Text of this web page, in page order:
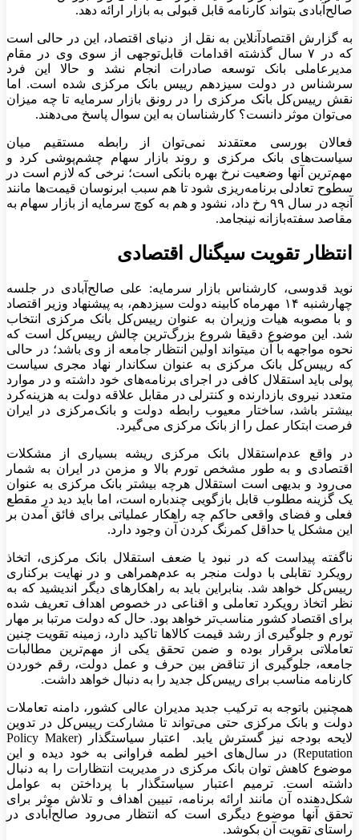
صالح‌‌‌آبادی بتواند کارنامه‌‌‌ قابل قبولی به بازار ارائه دهد.
به گزارش اقتصادآنلاین به نقل از دنیای اقتصاد، این در حالی است
که در ۷ سال گذشته اقدامات قابل‌توجهی از سوی وی در مقام
مدیرعاملی بانک توسعه صادرات انجام نشد و حالا این فرد
سرشناس در دولت سیزدهم رییس بانک مرکزی شده است. اما
نقش رییس‌کل بانک مرکزی را در رونق بازار سرمایه تا چه میزان
می‌توان موثر دانست؟ کارشناسان به این سوال پاسخ می‌دهند.
فعالان بورسی معتقدند نمی‌توان از رابطه مستقیم میان
سیاست‌های بانک مرکزی و روند بازار سهام چشم‌پوشی کرد و
مهم‌ترین آنها وضعیت نرخ بهره بانکی است؛ نرخی که لازم است در
سطوح تعادلی برنامه‌ریزی شود تا هم سبب ابرنوسان قیمت‌ها مانند
آنچه در سال ۹۹ رخ داد، نشود و هم به کوچ سرمایه از بازار سهام به
مقاصد سفته‌بازانه نینجامد.
انتظار تقویت سیگنال اقتصادی
نوید قدوسی، کارشناس بازار سرمایه: علی صالح‌آبادی در جلسه
چهارشنبه ۱۴ مهرماه کابینه دولت سیزدهم، به پیشنهاد وزیر اقتصاد
و با مصوبه هیات وزیران به عنوان رییس‌کل بانک مرکزی انتخاب
شد. این موضوع دقیقا شروع بزرگ‌ترین چالش رییس‌کل است که
نحوه مواجهه با آن می‎تواند اولین انتظار جامعه از وی باشد؛ در حالی
که رییس‌کل بانک مرکزی به عنوان سکاندار نهاد مجری سیاست
پولی باید استقلال کافی در اجرای برنامه‌‌‌های خود داشته و در موارد
متعدد نیروی بازدارنده و کنترلی در مقابل علاقه دولت به هزینه‌‌‌کرد
بیشتر باشد، ساختار معیوب رابطه دولت و بانک‌‌‌مرکزی در ایران
فرصت ابتکار عمل را از بانک مرکزی می‌گیرد.
در واقع عدم‌استقلال بانک مرکزی ریشه بسیاری از مشکلات
اقتصادی و به طور مشخص تورم بالا و مزمن در ایران به شمار
می‌رود و بدیهی است استقلال هرچه بیشتر بانک مرکزی به عنوان
یک گزینه مطلوب قابل بازگویی چندباره است، اما باید دید در مقطع
فعلی و فضای واقعی حاکم چه راهکار عملیاتی‌‌‌ برای فائق آمدن بر
این مشکل یا حداقل کمرنگ کردن آن وجود دارد.
ناگفته پیداست که در نبود یا ضعف استقلال بانک مرکزی، اتخاذ
رویکرد تقابلی با دولت منجر به عدم‌همراهی و در نهایت برکناری
رییس‌کل خواهد شد. بنابراین باید به راهکارهای دیگر اندیشید که به
نظر اتخاذ رویکرد تعاملی و اقناعی در خصوص اهداف تعریف شده
برای اقتصاد کشور مناسب‌تر خواهد بود. حال که دولت مرتبا بر مهار
تورم و جلوگیری از رشد قیمت کالاها تاکید دارد، زمینه تقویت چنین
تعاملاتی برقرار بوده و ضمن تحقق یکی از مهم‌ترین مطالبات
جامعه، جلوگیری از تناقض بین حرف و عمل دولت، رقم خوردن
کارنامه مناسب برای رییس‌کل جدید را به دنبال خواهد داشت.
همچنین باتوجه به ترکیب جدید مدیران عالی کشور، دامنه تعاملات
دولت و بانک مرکزی حتی می‌تواند تا مشارکت رییس‌کل در تدوین
لایحه بودجه نیز گسترش یابد. اعتبار سیاستگذار (Policy Maker
Reputation) در سال‌های اخیر لطمه فراوانی به خود دیده و این
موضوع کاهش توان بانک مرکزی در مدیریت انتظارات را به دنبال
داشته است. ترمیم اعتبار سیاستگذار با پرداختن به عوامل
شکل‌دهنده آن مانند ارائه برنامه، تبیین اهداف و تلاش موثر برای
تحقق آنها موضوع دیگری است که انتظار می‌رود صالح‌آبادی در
راستای تقویت آن بکوشد.